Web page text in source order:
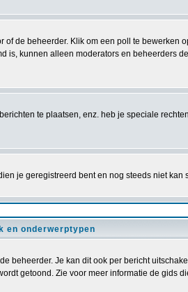
of de beheerder. Klik om een poll te bewerken
kunnen alleen moderators en beheerders
te plaatsen, enz. heb je speciale
je geregistreerd bent en nog steeds niet
en onderwerptypen
Je kan dit ook per bericht
getoond. Zie voor meer informatie de gids